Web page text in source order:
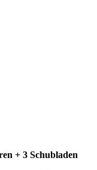
+ 3 Schubladen